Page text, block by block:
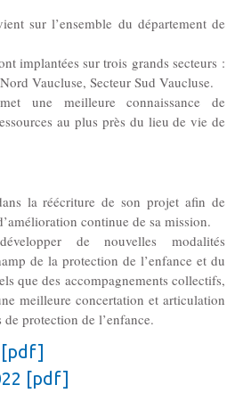
sur l’ensemble du département de
implantées sur trois grands secteurs :
Vaucluse, Secteur Sud Vaucluse.
une meilleure connaissance de
au plus près du lieu de vie de
la réécriture de son projet afin de
continue de sa mission.
de nouvelles modalités
de la protection de l’enfance et du
que des accompagnements collectifs,
meilleure concertation et articulation
protection de l’enfance.
[pdf]
[pdf]